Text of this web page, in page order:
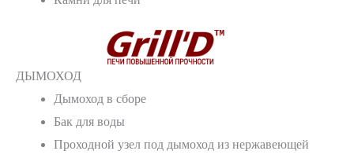
ДЫМОХОД
Дымоход в сборе
Бак для воды
Проходной узел под дымоход из нержавеющей